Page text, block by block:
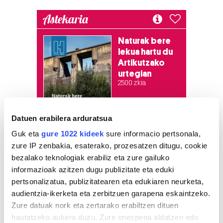
Datuen erabilera arduratsua
Guk eta gure 1022 kideek sure informacio pertsonala,
zure IP zenbakia, esaterako, prozesatzen ditugu, cookie
bezalako teknologiak erabiliz eta zure gailuko
informazioak azitzen dugu publizitate eta eduki
pertsonalizatua, publizitatearen eta edukiaren neurketa,
audientzia-ikerketa eta zerbitzuen garapena eskaintzeko.
Zure datuak nork eta zertarako erabiltzen dituen
hautatzeko aukera duzu. Zure onespena aldatzen edo
Astekaria
Naturak bere
lekua hartu du
Artikutzako
urtegian
2.500 zkia.
Azken egunetako irakurrienak
1
Hizkuntza ere, kontsumo
irizpide
Aste Nagusiko azpiegitura